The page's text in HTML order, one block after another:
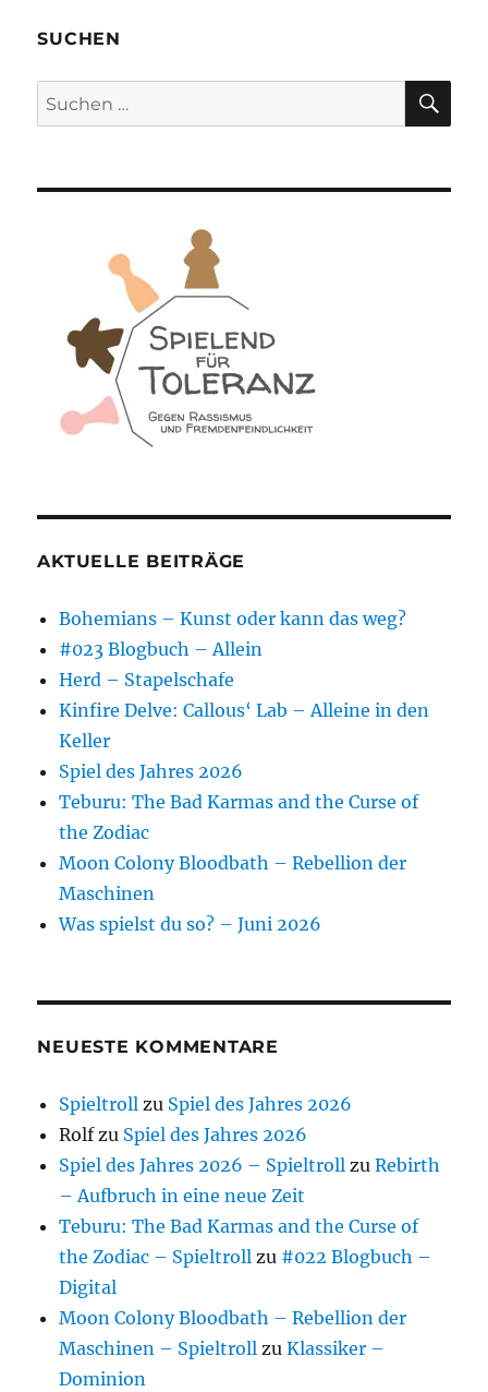
SUCHEN
Suchen
nach:
AKTUELLE BEITRÄGE
Bohemians – Kunst oder kann das weg?
#023 Blogbuch – Allein
Herd – Stapelschafe
Kinfire Delve: Callous‘ Lab – Alleine in den
Keller
Spiel des Jahres 2026
Teburu: The Bad Karmas and the Curse of
the Zodiac
Moon Colony Bloodbath – Rebellion der
Maschinen
Was spielst du so? – Juni 2026
NEUESTE KOMMENTARE
Spieltroll zu Spiel des Jahres 2026
Rolfzu Spiel des Jahres 2026
Spiel des Jahres 2026 – Spieltroll zuRebirth
– Aufbruch in eine neue Zeit
Teburu: The Bad Karmas and the Curse of
the Zodiac – Spieltroll zu #022 Blogbuch –
Digital
Moon Colony Bloodbath – Rebellion der
Maschinen – Spieltroll zuKlassiker –
Dominion